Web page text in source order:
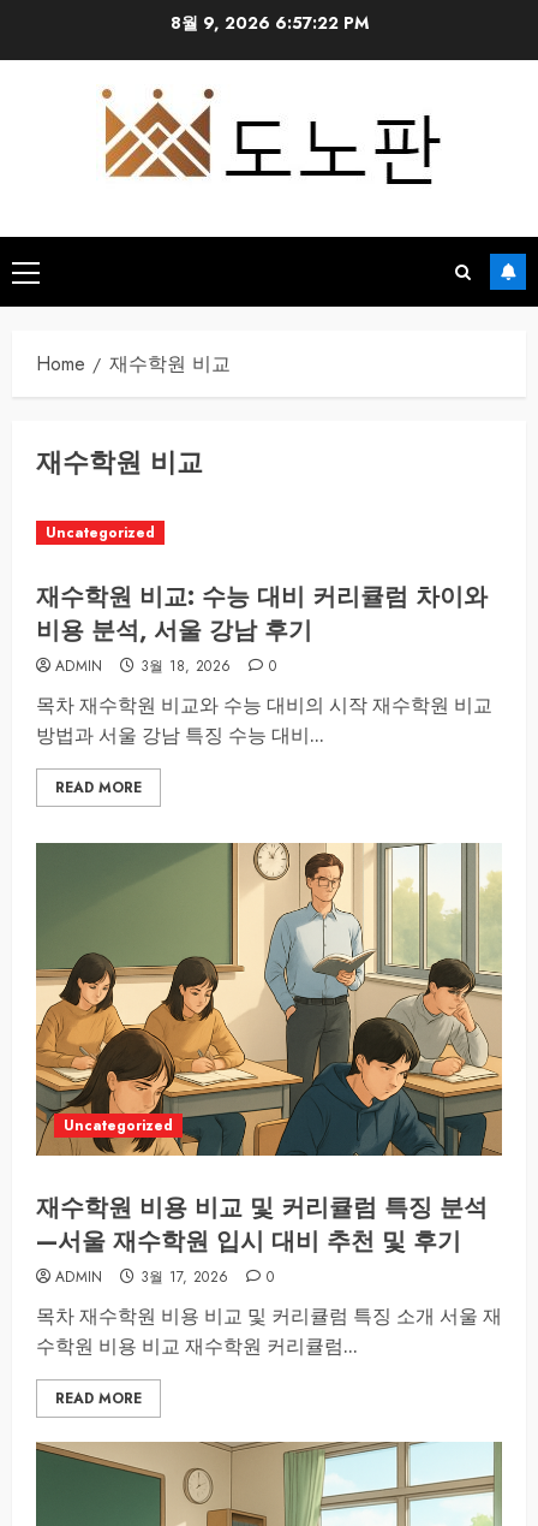
8월 9, 2026 6:57:22 PM
Primary
Menu
Home 재수학원 비교
재수학원 비교
Uncategorized
재수학원 비교: 수능 대비 커리큘럼 차이와
비용 분석, 서울 강남 후기
ADMIN 3월 18, 2026 0
목차 재수학원 비교와 수능 대비의 시작 재수학원 비교
방법과 서울 강남 특징 수능 대비...
READ MORE
Uncategorized
재수학원 비용 비교 및 커리큘럼 특징 분석
—서울 재수학원 입시 대비 추천 및 후기
ADMIN 3월 17, 2026 0
목차 재수학원 비용 비교 및 커리큘럼 특징 소개 서울 재
수학원 비용 비교 재수학원 커리큘럼...
READ MORE